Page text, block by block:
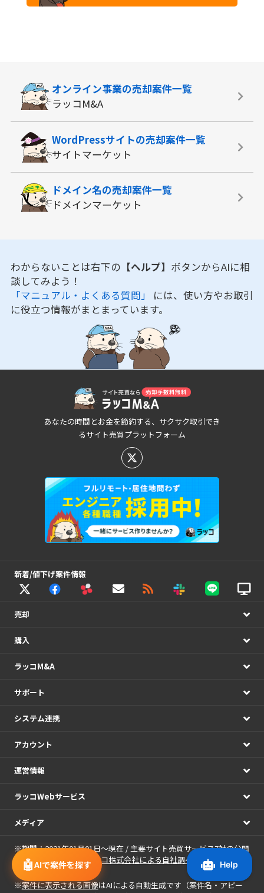
🤖AIで案件を探す
オンライン事業の売却案件一覧
ラッコM&A
WordPressサイトの売却案件一覧
サイトマーケット
ドメイン名の売却案件一覧
ドメインマーケット
わからないことは右下の 【ヘルプ】 ボタンからAIに相
談してみよう！
「マニュアル・よくある質問」 には、使い方やお取引
に役立つ情報がまとまっています。
あなたの時間とお金を節約する、サクサク取引でき
るサイト売買プラットフォーム
新着/値下げ案件情報
売却
購入
ラッコM&A
サポート
システム連携
アカウント
運営情報
ラッコWebサービス
メディア
※期間：2021年01月01日～現在 / 主要サイト売買サービス7社の公開
情報の日次集計（ ラッコ株式会社による自社調べ ）
※案件に表示される画像はAIによる自動生成です（案件名・アピー